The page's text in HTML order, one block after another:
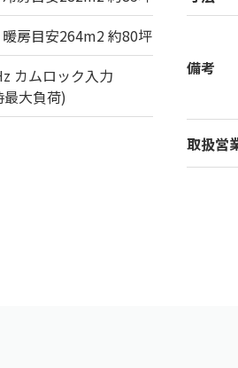
房目安264m2 約80坪
カムロック入力
最大負荷)
備考
取扱営